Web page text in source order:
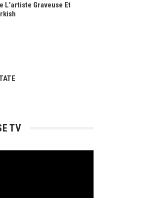
L’artiste Graveuse Et
TV